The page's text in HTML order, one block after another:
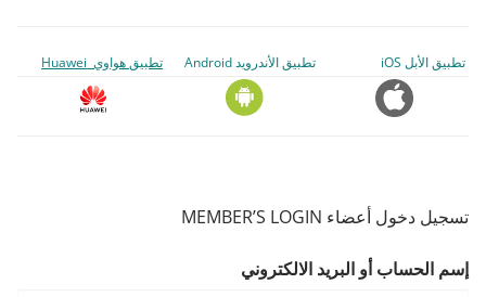
تطبيق الأبل iOS تطبيق الأندرويد Android تطبيق هواوي Huawei
تسجيل دخول أعضاء MEMBER’S LOGIN
إسم الحساب أو البريد الالكتروني